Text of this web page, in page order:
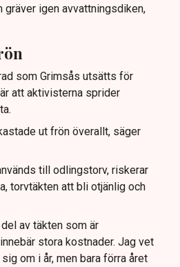
gräver igen avvattningsdiken,
som Grimsås utsätts för
att aktivisterna sprider
ut frön överallt, säger
till odlingstorv, riskerar
torvtäkten att bli otjänlig och
av täkten som är
stora kostnader. Jag vet
om i år, men bara förra året